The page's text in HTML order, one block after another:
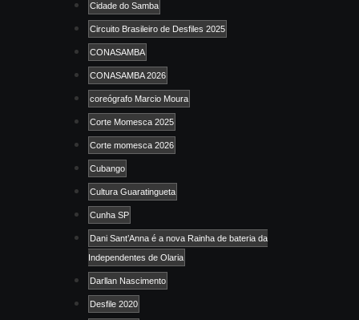
Cidade do Samba
Circuito Brasileiro de Desfiles 2025
CONASAMBA
CONASAMBA 2026
coreógrafo Marcio Moura
Corte Momesca 2025
Corte momesca 2026
Cubango
Cultura Guaratingueta
Cunha SP
Dani Sant’Anna é a nova Rainha de bateria da
Independentes de Olaria
Darllan Nascimento
Desfile 2020